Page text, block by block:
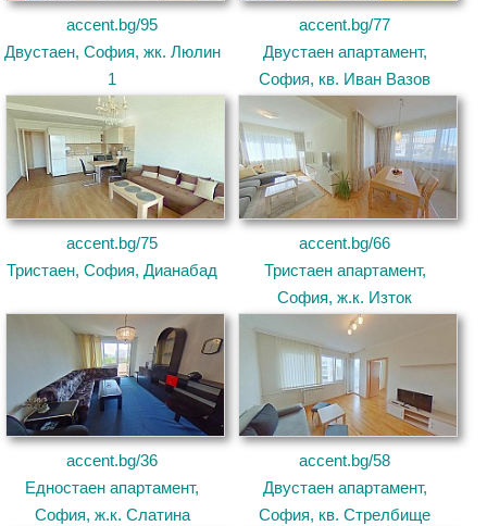
accent.bg/95
Двустаен, София, жк. Люлин
1
accent.bg/77
Двустаен апартамент,
София, кв. Иван Вазов
accent.bg/75
Тристаен, София, Дианабад
accent.bg/66
Тристаен апартамент,
София, ж.к. Изток
accent.bg/36
Едностаен апартамент,
София, ж.к. Слатина
accent.bg/58
Двустаен апартамент,
София, кв. Стрелбище